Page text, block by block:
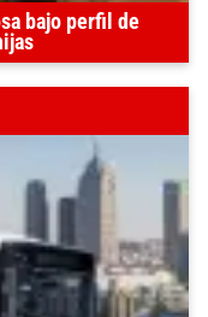
bajo perfil de